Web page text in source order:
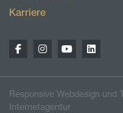
Karriere
Responsive Webdesign
Internetagentur